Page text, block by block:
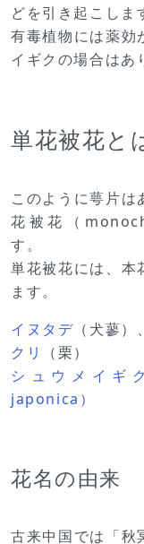
どを引き起こしま
有毒植物には薬効
イギクの場合はあ
単花被花と
このように萼片は
花被花（
す。
単花被花には、本
ます。
イヌタデ （犬蓼）、
クリ
（栗）
シュウメイギ
japonica）
花名の由来
古来中国では「秋